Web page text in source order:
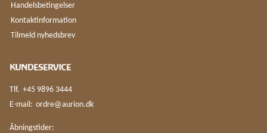
Handelsbetingelser
Kontaktinformation
Tilmeld nyhedsbrev
KUNDESERVICE
Tlf. +45 9896 3444
E-mail: ordre@aurion.dk
Åbningstider: